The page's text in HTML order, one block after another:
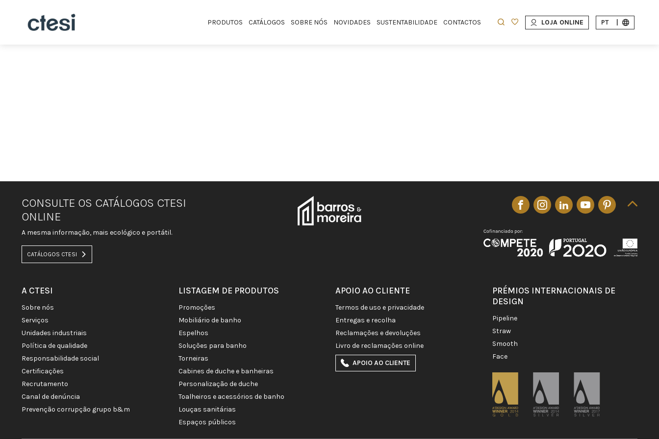
PRODUTOS CATÁLOGOS SOBRE NÓS NOVIDADES SUSTENTABILIDADE CONTACTOS LOJA ONLINE PT
CONSULTE OS CATÁLOGOS CTESI
ONLINE
A mesma informação, mais ecológico e portátil.
CATÁLOGOS CTESI
A CTESI
sobre nós
serviços
unidades industriais
política de qualidade
responsabilidade social
certificações
recrutamento
canal de denúncia
prevenção corrupção grupo b&m
LISTAGEM DE PRODUTOS
promoções
mobiliário de banho
espelhos
soluções para banho
torneiras
cabines de duche e banheiras
personalização de duche
toalheiros e acessórios de banho
louças sanitárias
espaços públicos
APOIO AO CLIENTE
termos de uso e privacidade
entregas e recolha
reclamações e devoluções
livro de reclamações online
APOIO AO CLIENTE
PRÉMIOS INTERNACIONAIS DE
DESIGN
pipeline
straw
smooth
face